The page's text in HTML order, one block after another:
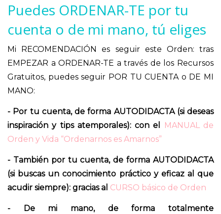
Puedes ORDENAR-TE por tu
cuenta o de mi mano, tú eliges
Mi RECOMENDACIÓN es seguir este Orden: tras
EMPEZAR a ORDENAR-TE a través de los Recursos
Gratuitos, puedes seguir POR TU CUENTA o DE MI
MANO:
- Por tu cuenta, de forma AUTODIDACTA (si deseas
inspiración y tips atemporales): con el
MANUAL de
Orden y Vida “Ordenarnos es Amarnos”
- También por tu cuenta, de forma AUTODIDACTA
(si buscas un conocimiento práctico y eficaz al que
acudir siempre): gracias al CURSO básico de Orden
- De mi mano, de forma totalmente